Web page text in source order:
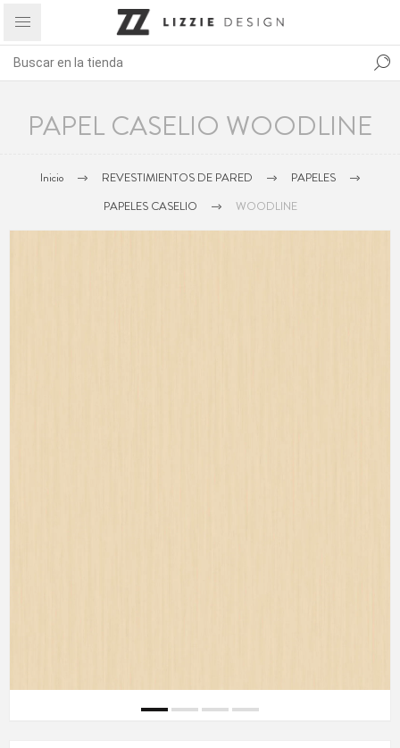
PAPEL CASELIO WOODLINE
Inicio REVESTIMIENTOS DE PARED
PAPELES
PAPELES CASELIO
WOODLINE